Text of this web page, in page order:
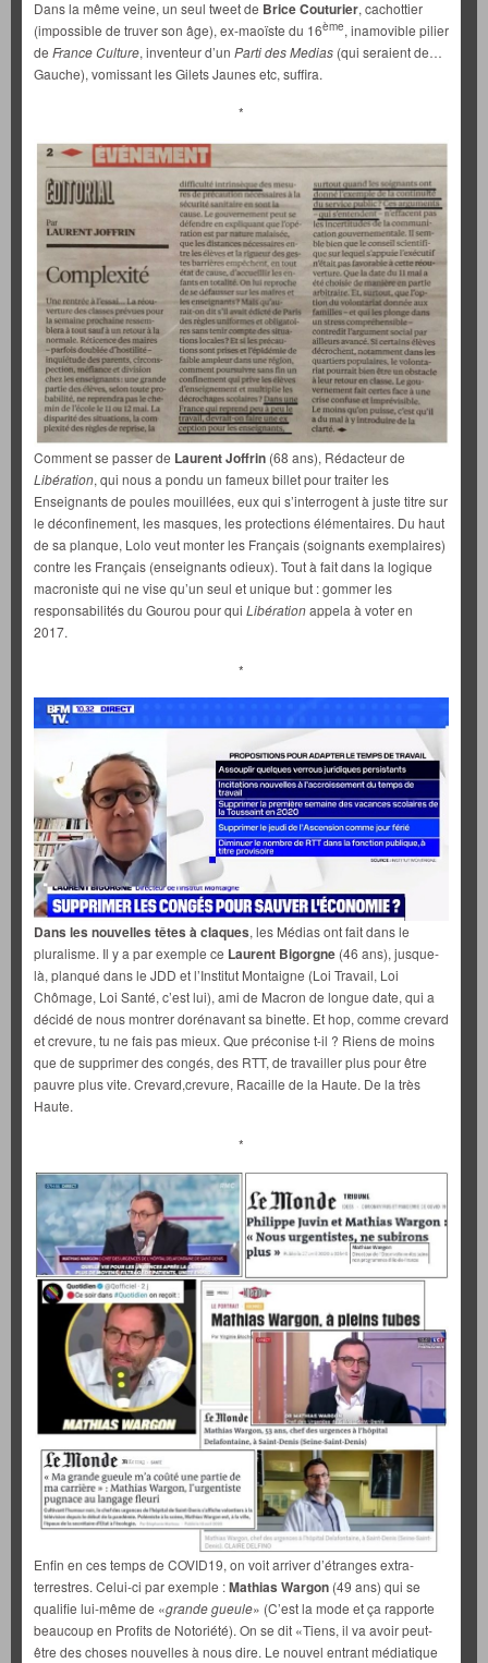
Dans la même veine, un seul tweet de Brice Couturier, cachottier
(impossible de truver son âge), ex-maoïste du 16ème, inamovible pilier
de France Culture, inventeur d’un Parti des Medias (qui seraient de…
Gauche), vomissant les Gilets Jaunes etc, suffira.
*
Comment se passer de Laurent Joffrin (68 ans), Rédacteur de
Libération, qui nous a pondu un fameux billet pour traiter les
Enseignants de poules mouillées, eux qui s’interrogent à juste titre sur
le déconfinement, les masques, les protections élémentaires. Du haut
de sa planque, Lolo veut monter les Français (soignants exemplaires)
contre les Français (enseignants odieux). Tout à fait dans la logique
macroniste qui ne vise qu’un seul et unique but : gommer les
responsabilités du Gourou pour qui Libérationappela à voter en
2017.
*
Dans les nouvelles têtes à claques, les Médias ont fait dans le
pluralisme. Il y a par exemple ce Laurent Bigorgne (46 ans), jusque-
là, planqué dans le JDD et l’Institut Montaigne (Loi Travail, Loi
Chômage, Loi Santé, c’est lui), ami de Macron de longue date, qui a
décidé de nous montrer dorénavant sa binette. Et hop, comme crevard
et crevure, tu ne fais pas mieux. Que préconise t-il ? Riens de moins
que de supprimer des congés, des RTT, de travailler plus pour être
pauvre plus vite. Crevard,crevure, Racaille de la Haute. De la très
Haute.
*
Enfin en ces temps de COVID19, on voit arriver d’étranges extra-
terrestres. Celui-ci par exemple :Mathias Wargon (49 ans) qui se
qualifie lui-même de «grande gueule» (C’est la mode et ça rapporte
beaucoup en Profits de Notoriété). On se dit «Tiens, il va avoir peut-
être des choses nouvelles à nous dire. Le nouvel entrant médiatique